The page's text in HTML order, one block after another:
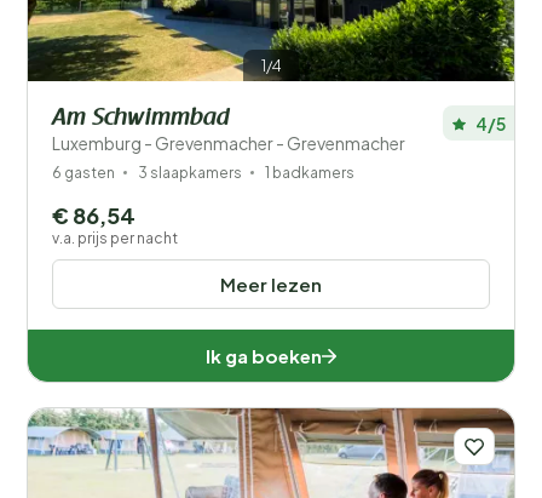
1/4
Am Schwimmbad
Luxemburg - Grevenmacher - Grevenmacher
4/5
6 gasten 3 slaapkamers 1 badkamers
Meer lezen
€ 86,54
v.a. prijs per nacht
Ik ga boeken